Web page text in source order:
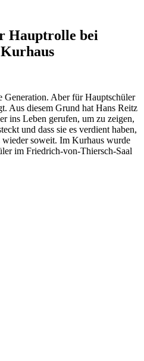
Hauptrolle bei
Generation. Aber für Hauptschüler
Aus diesem Grund hat Hans Reitz
ins Leben gerufen, um zu zeigen,
und dass sie es verdient haben,
wieder soweit. Im Kurhaus wurde
im Friedrich-von-Thiersch-Saal